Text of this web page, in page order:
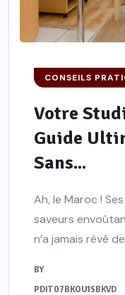
CONSEILS
Votre
Guide
Sans...
Ah, le Maroc !
saveurs
n’a jamais rêvé
BY
PDIT07BKOU1SBKVD